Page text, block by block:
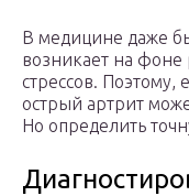
В медицине даже
возникает на
стрессов. Поэтому,
острый артрит
Но определить